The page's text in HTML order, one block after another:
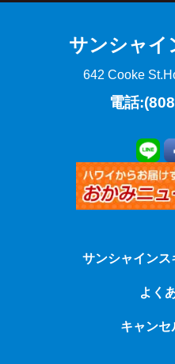
サンシャイ
642 Cooke St.
電話
サンシャインス
よく
キャンセ